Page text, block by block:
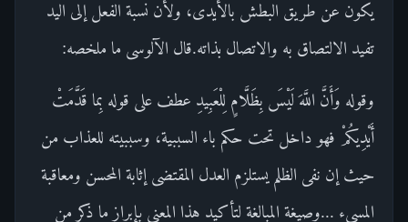
يكون عن طريق البطش بالأيدى، ولأن نسبة الفعل إلى اليد
تفيد الالتصاق به والاتصال بذاته.قال الآلوسى ما ملخصه:
وقوله وَأَنَّ اللَّهَ لَيْسَ بِظَلَّامٍ لِلْعَبِيدِ عطف على قوله بِما قَدَّمَتْ
أَيْدِيكُمْ فهو داخل تحت حكم باء السببية، وسببيته للعذاب من
حيث إن نفى الظلم يستلزم العدل المقتضى إثابة المحسن ومعاقبة
المسيء ...وصيغة المبالغة لتأكيد هذا المعنى بإبراز ما ذكر من